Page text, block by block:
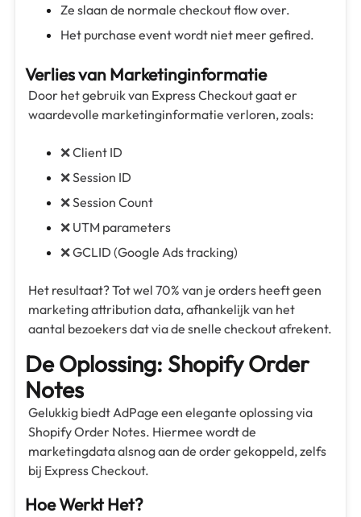
Ze slaan de normale checkout flow over.
Het purchase event wordt niet meer gefired.
Verlies van Marketinginformatie
Door het gebruik van Express Checkout gaat er
waardevolle marketinginformatie verloren, zoals:
❌ Client ID
❌ Session ID
❌ Session Count
❌ UTM parameters
❌ GCLID (Google Ads tracking)
Het resultaat? Tot wel 70% van je orders heeft geen
marketing attribution data, afhankelijk van het
aantal bezoekers dat via de snelle checkout afrekent.
De Oplossing: Shopify Order
Notes
Gelukkig biedt AdPage een elegante oplossing via
Shopify Order Notes. Hiermee wordt de
marketingdata alsnog aan de order gekoppeld, zelfs
bij Express Checkout.
Hoe Werkt Het?